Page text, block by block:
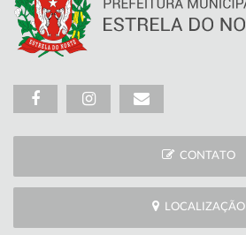
CONTATO
LOCALIZAÇÃO